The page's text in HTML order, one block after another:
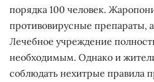
порядка 100 человек.
противовирусные препараты,
Лечебное учреждение
необходимым. Однако и
соблюдать нехитрые правила